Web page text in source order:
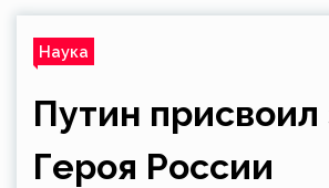
Наука
Путин присвоил
Героя России